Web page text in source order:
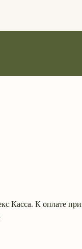
Касса. К оплате